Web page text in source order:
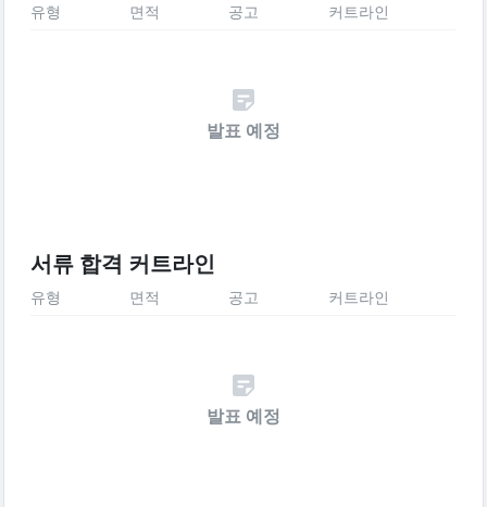
유형 면적 공고 커트라인
발표 예정
서류 합격 커트라인
유형 면적 공고 커트라인
발표 예정